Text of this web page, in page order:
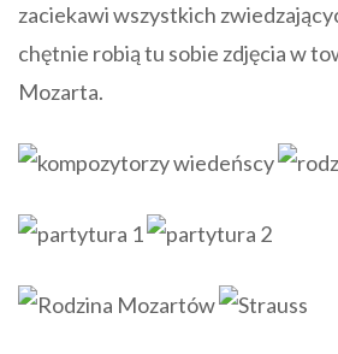
zaciekawi wszystkich
chętnie robią tu sobie zdjęcia w
Mozarta.